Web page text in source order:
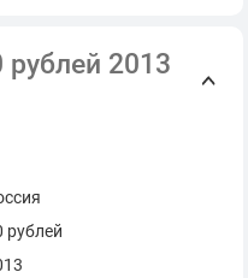
рублей 2013
рублей